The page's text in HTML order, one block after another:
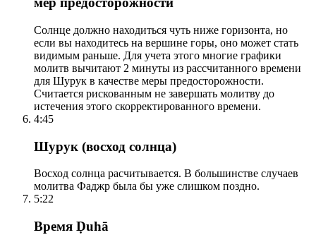
Солнце должно находиться чуть ниже горизонта, но
если вы находитесь на вершине горы, оно может стать
видимым раньше. Для учета этого многие графики
молитв вычитают 2 минуты из рассчитанного времени
для Шурук в качестве меры предосторожности.
Считается рискованным не завершать молитву до
истечения этого скорректированного времени.
4:45
Шурук (восход солнца)
Восход солнца расчитывается. В большинстве случаев
молитва Фаджр была бы уже слишком поздно.
5:22
Время Ḍuhā